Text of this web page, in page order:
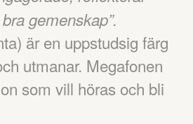
gemenskap”.
är en uppstudsig färg
utmanar. Megafonen
som vill höras och bli